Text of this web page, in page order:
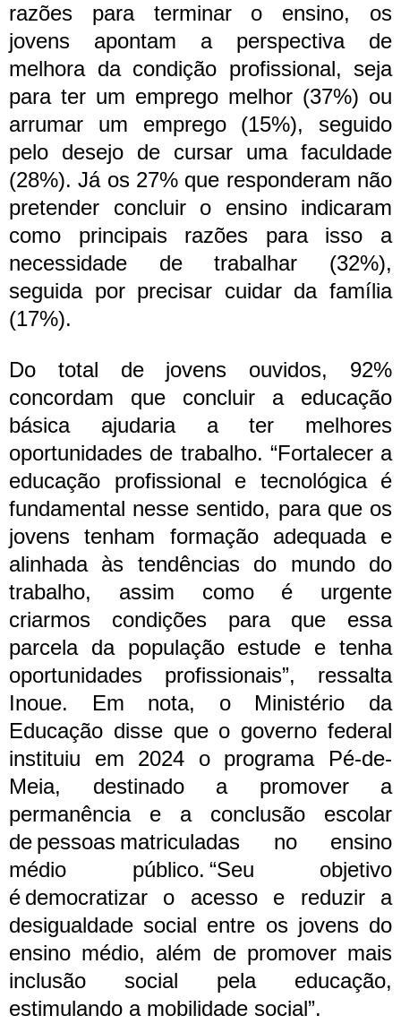
razões para terminar o ensino, os
jovens apontam a perspectiva de
melhora da condição profissional, seja
para ter um emprego melhor (37%) ou
arrumar um emprego (15%), seguido
pelo desejo de cursar uma faculdade
(28%).Já os 27% que responderam não
pretender concluir o ensino indicaram
como principais razões para isso a
necessidade de trabalhar (32%),
seguida por precisar cuidar da família
(17%).
Do total de jovens ouvidos, 92%
concordam que concluir a educação
básica ajudaria a ter melhores
oportunidades de trabalho. “Fortalecer a
educação profissional e tecnológica é
fundamental nesse sentido, para que os
jovens tenham formação adequada e
alinhada às tendências do mundo do
trabalho, assim como é urgente
criarmos condições para que essa
parcela da população estude e tenha
oportunidades profissionais”, ressalta
Inoue. Em nota, o Ministério da
Educação disse que o governo federal
instituiu em 2024 o programa Pé-de-
Meia, destinado a promover a
permanência e a conclusão escolar
de pessoas matriculadas no ensino
médio público. “Seu objetivo
é democratizar o acesso e reduzir a
desigualdade social entre os jovens do
ensino médio, além de promover mais
inclusão social pela educação,
estimulando a mobilidade social”.